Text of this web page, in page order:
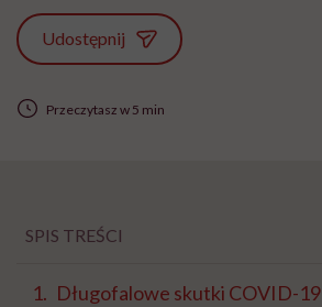
Udostępnij
Przeczytasz w 5 min
SPIS TREŚCI
Długofalowe skutki COVID-19